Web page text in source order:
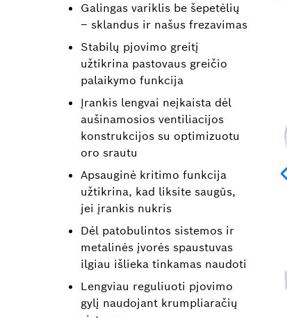
Galingas variklis be šepetėlių
– sklandus ir našus frezavimas
Stabilų pjovimo greitį
užtikrina pastovaus greičio
palaikymo funkcija
Įrankis lengvai neįkaista dėl
aušinamosios ventiliacijos
konstrukcijos su optimizuotu
oro srautu
Apsauginė kritimo funkcija
užtikrina, kad liksite saugūs,
jei įrankis nukris
Dėl patobulintos sistemos ir
metalinės įvorės spaustuvas
ilgiau išlieka tinkamas naudoti
Lengviau reguliuoti pjovimo
gylį naudojant krumpliaračių